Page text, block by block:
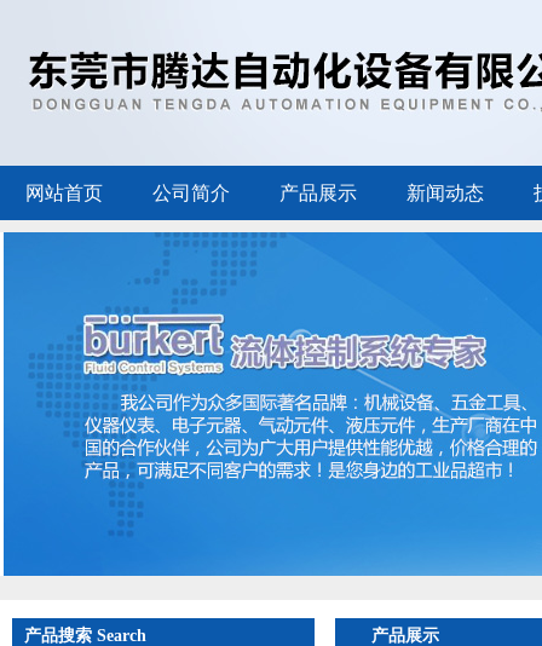
网站首页 公司简介 产品展示 新闻动态
产品搜索 Search
产品展示